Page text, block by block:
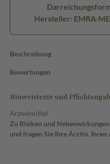
Hersteller: EMRA-
Beschreibung
Bewertungen
Hinweistexte und
Arzneimittel
Zu Risiken und
und fragen Sie Ihre Ärztin,